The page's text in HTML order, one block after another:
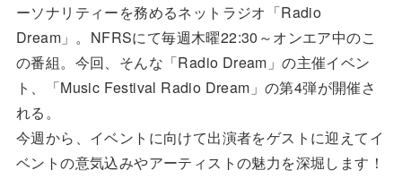
ーソナリティーを務めるネットラジオ「Radio
Dream」。NFRSにて毎週木曜22:30～オンエア中のこ
の番組。今回、そんな「Radio Dream」の主催イベン
ト、「Music Festival Radio Dream」の第4弾が開催さ
れる。
今週から、イベントに向けて出演者をゲストに迎えてイ
ベントの意気込みやアーティストの魅力を深堀します！